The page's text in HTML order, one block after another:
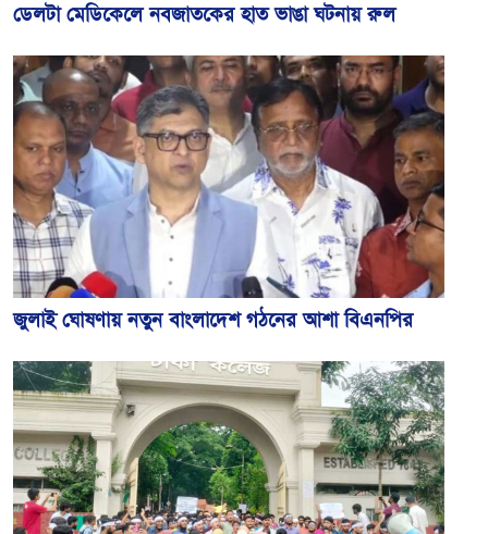
ডেলটা মেডিকেলে নবজাতকের হাত ভাঙা ঘটনায় রুল
জুলাই ঘোষণায় নতুন বাংলাদেশ গঠনের আশা বিএনপির